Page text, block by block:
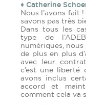
♦ Catherine
Nous l’avons fait
savons pas très
Dans tous les
type de
numériques,
de plus en plus
avec leur
c’est une liberté
avons inclus
accord et
comment cela va